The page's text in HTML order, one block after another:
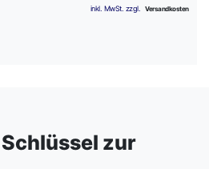
zur